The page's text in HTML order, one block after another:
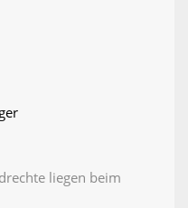
liegen beim